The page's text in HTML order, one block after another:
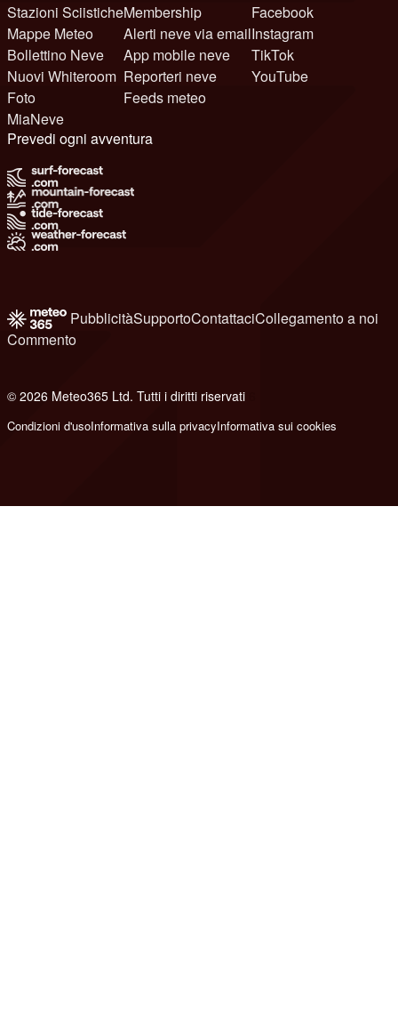
Stazioni Sciistiche
Mappe Meteo
Bollettino Neve
Nuovi Whiteroom
Foto
MiaNeve
Membership
Alerti neve via email
App mobile neve
Reporteri neve
Feeds meteo
Facebook
Instagram
TikTok
YouTube
Prevedi ogni avventura
PubblicitàSupportoContattaciCollegamento a noi
Commento
© 2026 Meteo365 Ltd. Tutti i diritti riservati
Condizioni d'usoInformativa sulla privacyInformativa sui cookies